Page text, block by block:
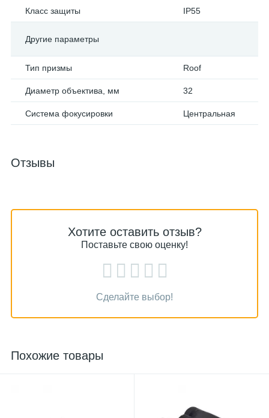
Класс защиты IP55
Другие параметры
Тип призмы Roof
Диаметр объектива, мм 32
Система фокусировки Центральная
Отзывы
Хотите оставить отзыв?
Поставьте свою оценку!
Сделайте выбор!
Похожие товары